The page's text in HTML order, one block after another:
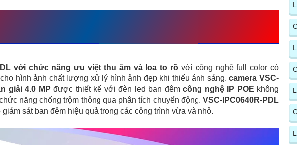
với chức năng ưu việt thu âm và loa to rõ với công nghệ full color có
hình ảnh chất lượng xử lý hình ảnh đẹp khi thiếu ánh sáng.camera VSC-
giải 4.0 MP được thiết kế với đèn led ban đêmcông nghệ IP POE không
năng chống trộm thông qua phân tích chuyển động. VSC-IPC0640R-PDL
sát ban đêm hiệu quả trong các công trình vừa và nhỏ.